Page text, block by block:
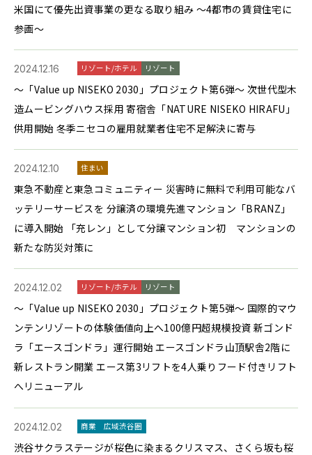
米国にて優先出資事業の更なる取り組み ～4都市の賃貸住宅に
参画～
2024.12.16 リゾート/ホテル リゾート
～「Value up NISEKO 2030」プロジェクト第6弾～ 次世代型木
造ムービングハウス採用 寄宿舎「NATURE NISEKO HIRAFU」
供用開始 冬季ニセコの雇用就業者住宅不足解決に寄与
2024.12.10 住まい
東急不動産と東急コミュニティー 災害時に無料で利用可能なバ
ッテリーサービスを 分譲済の環境先進マンション「BRANZ」
に導入開始 「充レン」として分譲マンション初 マンションの
新たな防災対策に
2024.12.02 リゾート/ホテル リゾート
～「Value up NISEKO 2030」プロジェクト第5弾～ 国際的マウ
ンテンリゾートの体験価値向上へ100億円超規模投資 新ゴンド
ラ「エースゴンドラ」運行開始 エースゴンドラ山頂駅舎2階に
新レストラン開業 エース第3リフトを4人乗りフード付きリフト
へリニューアル
2024.12.02 商業 広域渋谷圏
渋谷サクラステージが桜色に染まるクリスマス、さくら坂も桜